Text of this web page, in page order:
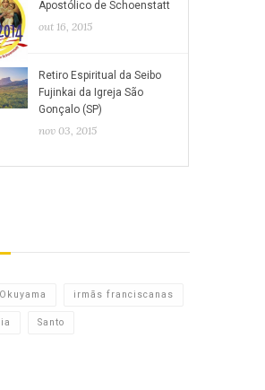
Apostólico de Schoenstatt
out 16, 2015
Retiro Espiritual da Seibo
Fujinkai da Igreja São
Gonçalo (SP)
nov 03, 2015
irmãs franciscanas
Santo